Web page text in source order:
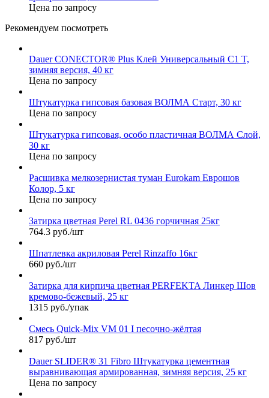
Цена по запросу
Рекомендуем посмотреть
Dauer CONECTOR® Plus Клей Универсальный C1 T,
зимняя версия, 40 кг
Цена по запросу
Штукатурка гипсовая базовая ВОЛМА Старт, 30 кг
Цена по запросу
Штукатурка гипсовая, особо пластичная ВОЛМА Слой,
30 кг
Цена по запросу
Расшивка мелкозернистая туман Eurokam Еврошов
Колор, 5 кг
Цена по запросу
Затирка цветная Perel RL 0436 горчичная 25кг
764.3 руб./шт
Шпатлевка акриловая Perel Rinzaffo 16кг
660 руб./шт
Затирка для кирпича цветная PERFEKTA Линкер Шов
кремово-бежевый, 25 кг
1315 руб./упак
Смесь Quick-Mix VM 01 I песочно-жёлтая
817 руб./шт
Dauer SLIDER® 31 Fibro Штукатурка цементная
выравнивающая армированная, зимняя версия, 25 кг
Цена по запросу